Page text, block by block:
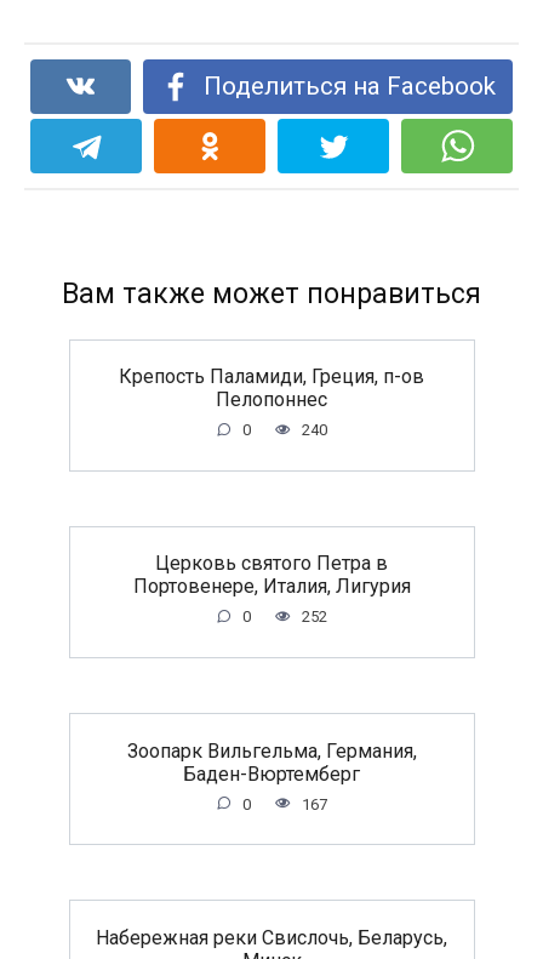
Поделиться на Facebook
Вам также может понравиться
Крепость Паламиди, Греция, п-ов
Пелопоннес
0 240
Церковь святого Петра в
Портовенере, Италия, Лигурия
0 252
Зоопарк Вильгельма, Германия,
Баден-Вюртемберг
0 167
Набережная реки Свислочь, Беларусь,